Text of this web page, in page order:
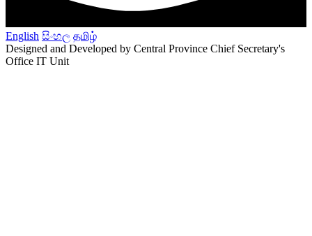
English සිංහල தமிழ்
Designed and Developed by Central Province Chief Secretary's
Office IT Unit